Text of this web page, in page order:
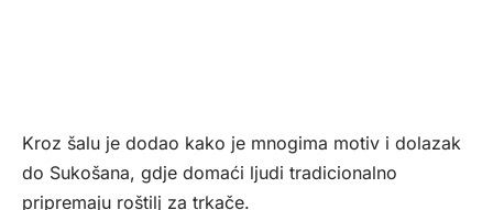
Kroz šalu je dodao kako je mnogima motiv i dolazak
do Sukošana, gdje domaći ljudi tradicionalno
pripremaju roštilj za trkače.